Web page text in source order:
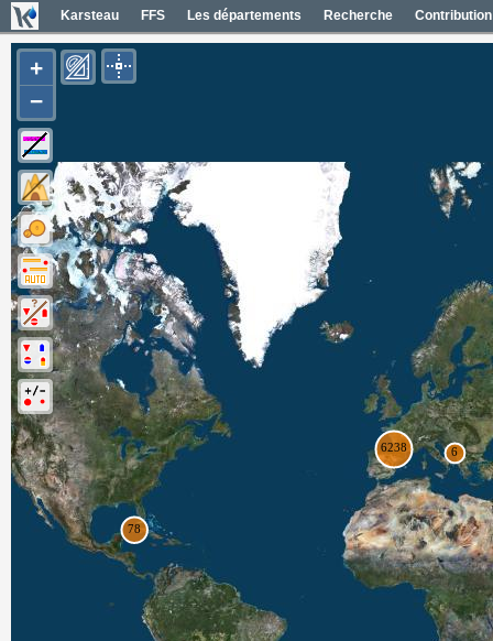
Karsteau FFS Les départements Recherche Contribution
+
−
Carte Géol 1/50000 France
Cartes IGN France
Photos aériennes France
Mapas geol 1/50000 España
Mapas IGN España
Fotos aéreas España
Photos aériennes ESRI
Carte OpenTopoMap